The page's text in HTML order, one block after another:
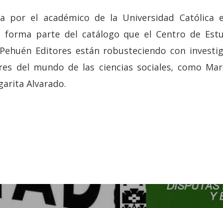
por el académico de la Universidad Católica
forma parte del catálogo que el Centro de
Editores están robusteciendo con
del mundo de las ciencias sociales, como
Alvarado.